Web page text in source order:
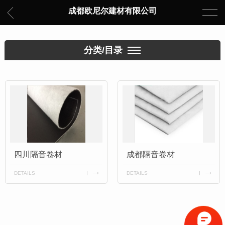
成都欧尼尔建材有限公司
分类/目录
四川隔音卷材
DETAILS
成都隔音卷材
DETAILS